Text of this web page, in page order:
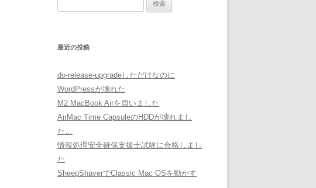
最近の投稿
do-release-upgradeしただけなのに
WordPressが壊れた
M2 MacBook Airを買いました
AirMac Time CapsuleのHDDが壊れまし
た…
情報処理安全確保支援士試験に合格しまし
た
SheepShaverでClassic Mac OSを動かす